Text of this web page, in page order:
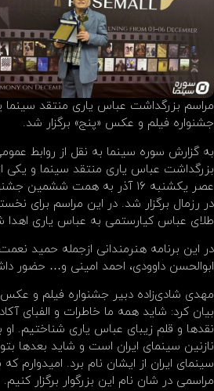
جشنواره فیلم و عکس «پنج» برگزار شد.
به گزارش سوره سینما به نقل از روابط
بزرگداشت عباس یاری منتقد سینما و یکی
عصر یکشنبه ۱۶ آذر به همت
در رزمال برگزار شد. در این مراسم برای
طلای عباس کیارستمی به عباس یاری اهدا
در این برنامه هنرمندانی ازجمله حمید
ابوالحسن داوودی، احمد امینی و… حضور
مهدی شادی‌زاده دبیر جشنواره فیلم و عکس
بیان کرد: شاید همه ما خاطرات و‌ الفبای
نقد‌ها و قلم زیبای عباس یاری شناختیم. او‌
نازنین سینمای ایران است و شاید بعدها
سینمای ایران از ایشان نام‌ برد. امیدوارم
مراسمی در شان نام این بزرگوار برگزار کنیم.